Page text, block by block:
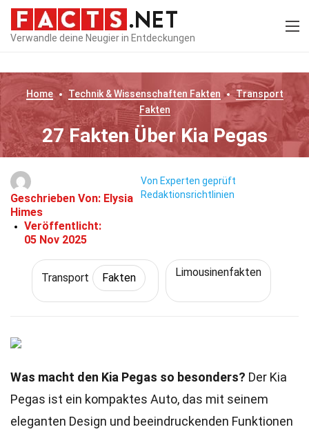
Verwandle deine Neugier in Entdeckungen
Home Technik & Wissenschaften Fakten
Transport
Fakten
27 Fakten Über Kia Pegas
Geschrieben Von: Elysia
Himes
Veröffentlicht:
05 Nov 2025
Von Experten geprüft
Redaktionsrichtlinien
Transport Fakten Limousinenfakten
Was macht den Kia Pegas so besonders? Der Kia
Pegas ist ein kompaktes Auto, das mit seinem
eleganten Design und beeindruckenden Funktionen